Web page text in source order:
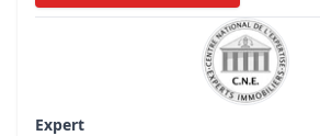
Expert